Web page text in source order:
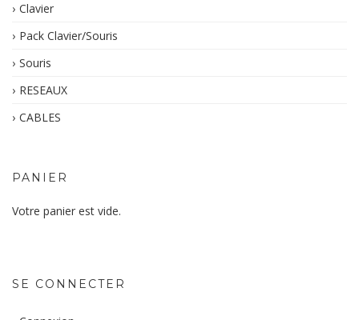
Clavier
Pack Clavier/Souris
Souris
RESEAUX
CABLES
PANIER
Votre panier est vide.
SE CONNECTER